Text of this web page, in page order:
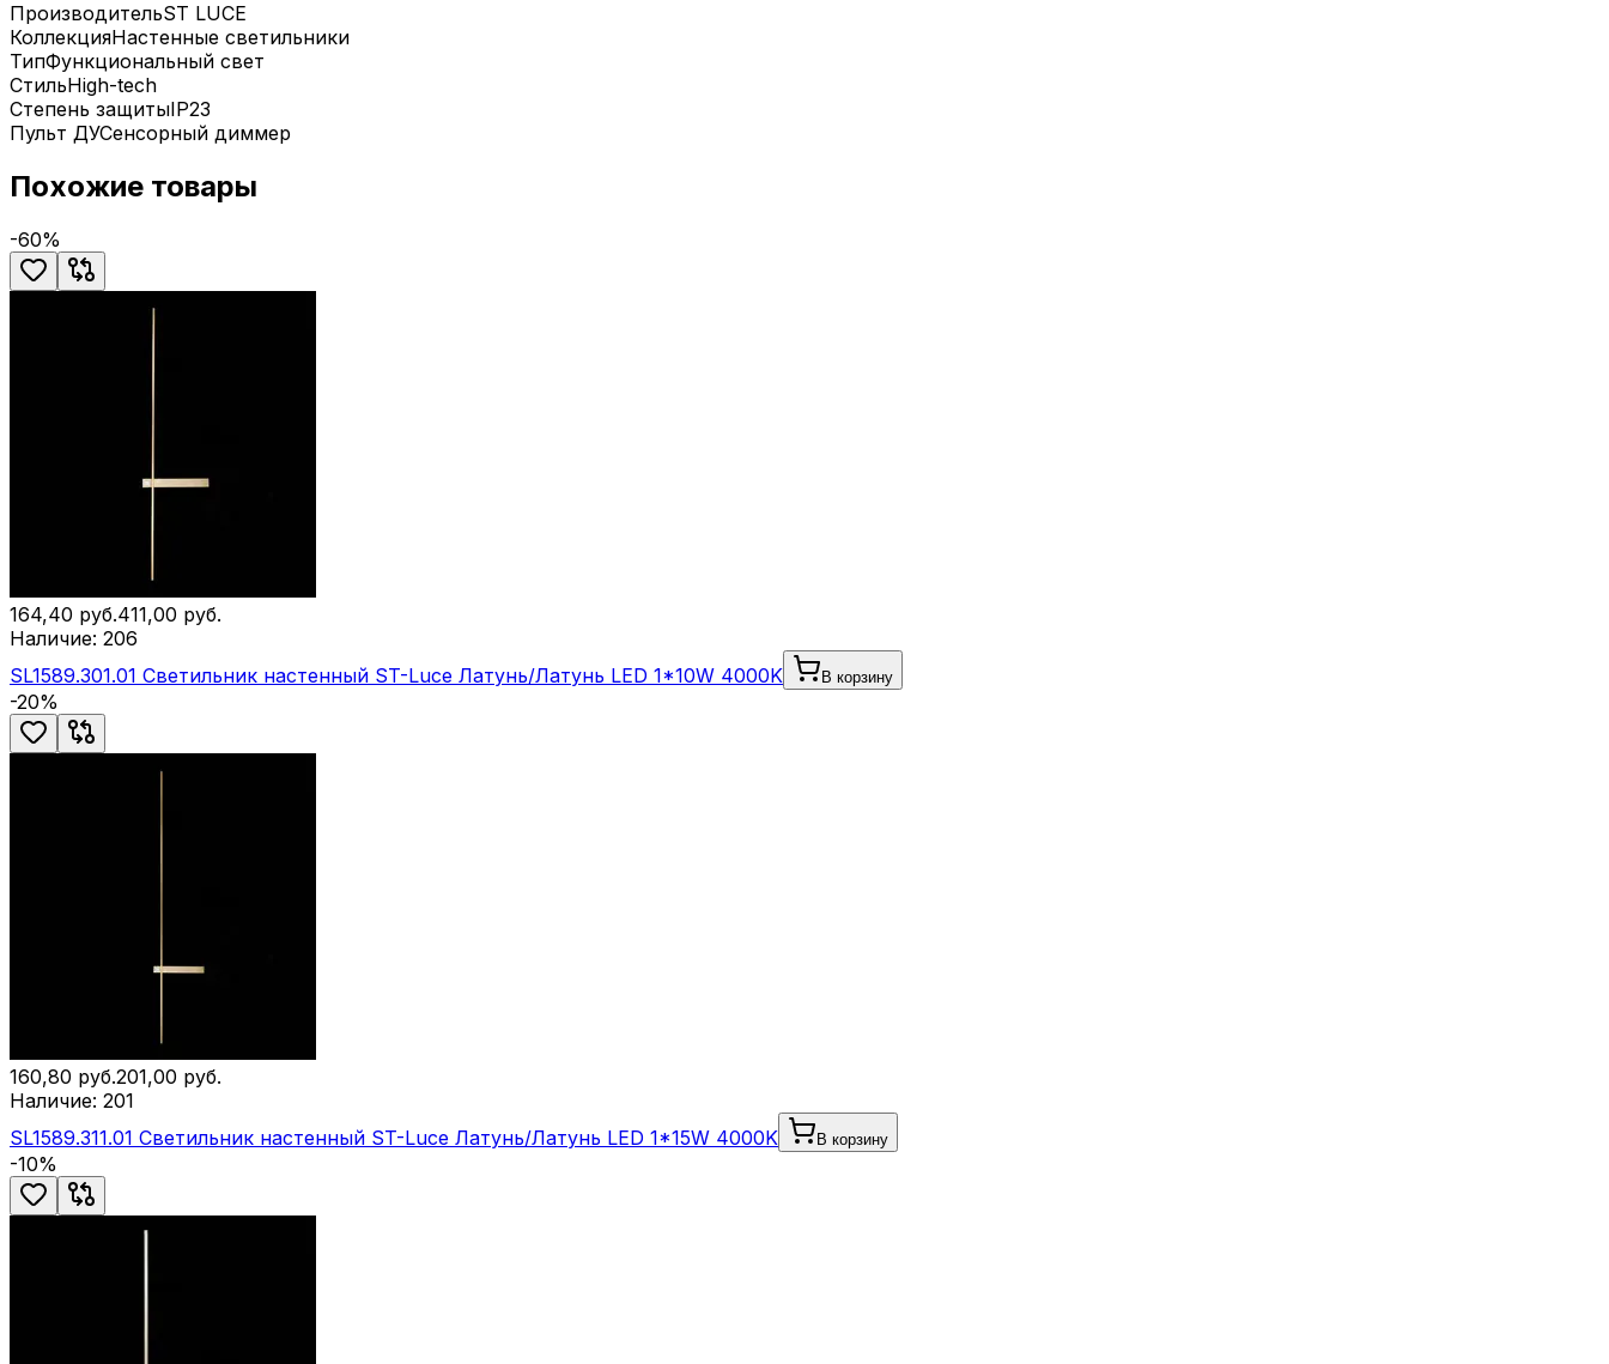
ПроизводительST LUCE
КоллекцияНастенные светильники
ТипФункциональный свет
СтильHigh-tech
Степень защитыIP23
Пульт ДУСенсорный диммер
Похожие товары
-60%
164,40 руб.411,00 руб.
Наличие: 206
SL1589.301.01 Светильник настенный ST-Luce Латунь/Латунь LED 1*10W 4000K
В корзину
-20%
160,80 руб.201,00 руб.
Наличие: 201
SL1589.311.01 Светильник настенный ST-Luce Латунь/Латунь LED 1*15W 4000K
В корзину
-10%